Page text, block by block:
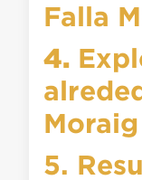
Falla
4.
Moraig
5.